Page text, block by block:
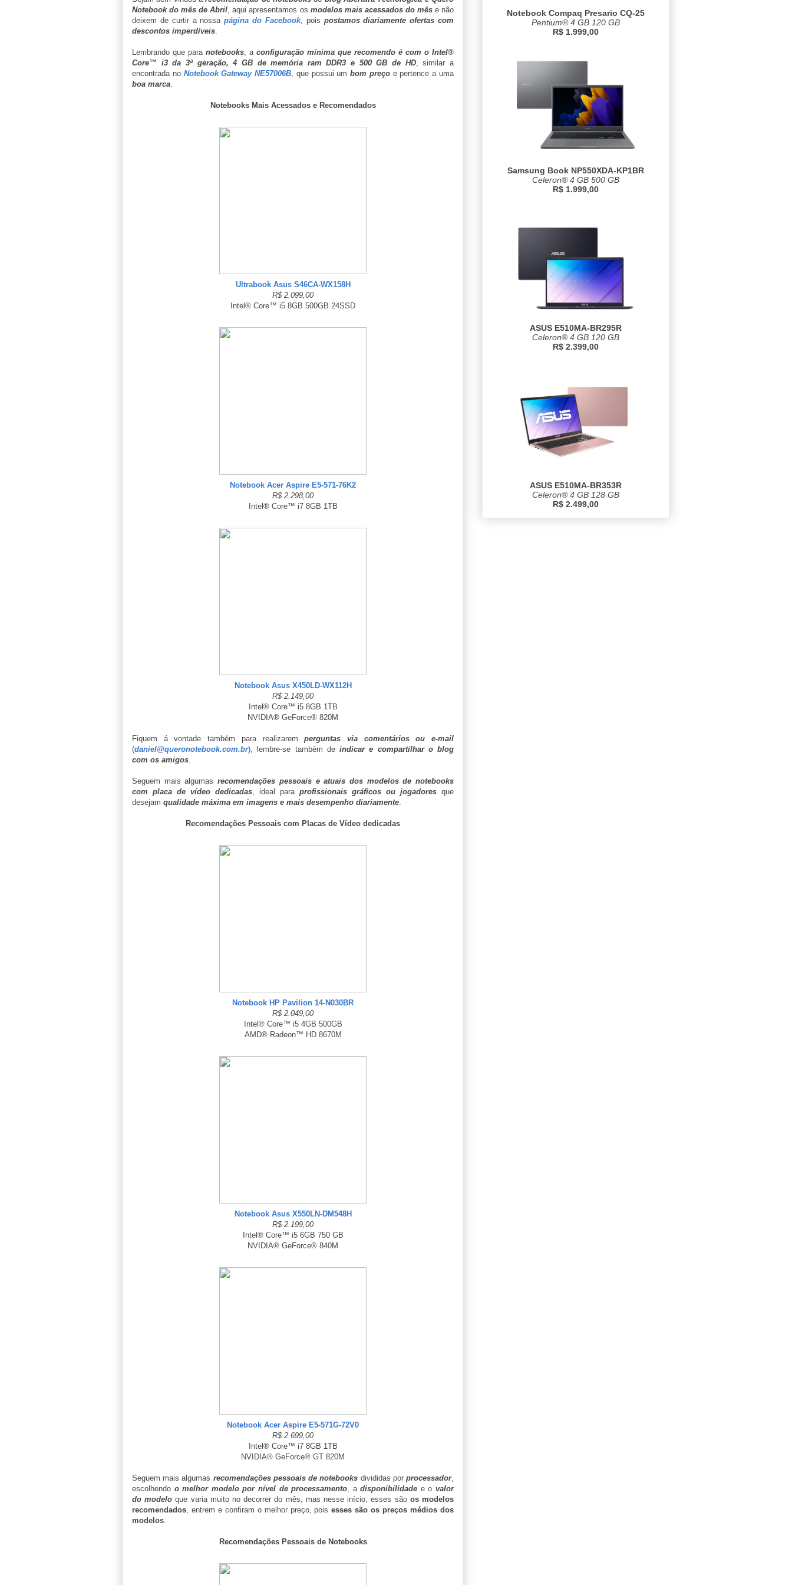
Notebook do mês de Abril, aqui apresentamos os modelos mais acessados do mêse não
deixem de curtir a nossapágina do Facebook, pois postamos diariamente ofertas com
descontos imperdíveis.
Lembrando que para notebooks, a configuração mínima que recomendo é com o Intel®
Core™ i3 da 3ª geração, 4 GB de memória ram DDR3 e 500 GB de HD, similar a
encontrada no Notebook Gateway NE57006B, que possui umbom preçoe pertence a uma
boa marca.
Notebooks Mais Acessados e Recomendados
Ultrabook Asus S46CA-WX158H
R$ 2.099,00
Intel® Core™ i5 8GB 500GB 24SSD
Notebook Acer Aspire E5-571-76K2
R$ 2.298,00
Intel® Core™ i7 8GB 1TB
Notebook Asus X450LD-WX112H
R$ 2.149,00
Intel® Core™ i5 8GB 1TB
NVIDIA® GeForce® 820M
Fiquem á vontade também para realizaremperguntas via comentários ou e-mail
(daniel@queronotebook.com.br), lembre-se também de indicar e compartilhar o blog
com os amigos.
Seguem mais algumasrecomendações pessoais e atuais dos modelos de notebooks
com placa de vídeo dedicadas, ideal para profissionais gráficos ou jogadores que
desejam qualidade máxima em imagens e mais desempenho diariamente.
Recomendações Pessoais com Placas de Vídeo dedicadas
Notebook HP Pavilion 14-N030BR
R$ 2.049,00
Intel® Core™ i5 4GB 500GB
AMD® Radeon™ HD 8670M
Notebook Asus X550LN-DM548H
R$ 2.199,00
Intel® Core™ i5 6GB 750 GB
NVIDIA® GeForce® 840M
Notebook Acer Aspire E5-571G-72V0
R$ 2.699,00
Intel® Core™ i7 8GB 1TB
NVIDIA® GeForce® GT 820M
Seguem mais algumas recomendações pessoais de notebooks divididas porprocessador,
escolhendo o melhor modelo por nível de processamento, adisponibilidade e ovalor
do modelo que varia muito no decorrer do mês, mas nesse início, esses são os modelos
recomendados, entrem e confiram o melhor preço, poisesses são os preços médios dos
modelos.
Recomendações Pessoais de Notebooks
Notebook Compaq Presario CQ-25
Pentium® 4 GB 120 GB
R$ 1.999,00
Samsung Book NP550XDA-KP1BR
Celeron® 4 GB 500 GB
R$ 1.999,00
ASUS E510MA-BR295R
Celeron® 4 GB 120 GB
R$ 2.399,00
ASUS E510MA-BR353R
Celeron® 4 GB 128 GB
R$ 2.499,00